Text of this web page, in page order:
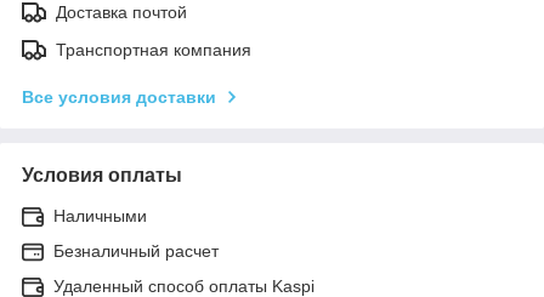
Доставка почтой
Транспортная компания
Все условия доставки
Условия оплаты
Наличными
Безналичный расчет
Удаленный способ оплаты Kaspi